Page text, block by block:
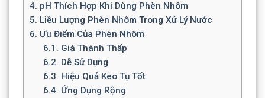
4. pH Thích Hợp Khi Dùng Phèn Nhôm
5. Liều Lượng Phèn Nhôm Trong Xử Lý Nước
6. Ưu Điểm Của Phèn Nhôm
6.1. Giá Thành Thấp
6.2. Dễ Sử Dụng
6.3. Hiệu Quả Keo Tụ Tốt
6.4. Ứng Dụng Rộng